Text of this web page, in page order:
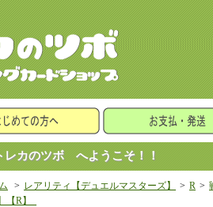
カのツボ へようこそ！！
> レアリティ【デュエルマスターズ】 > R >
【R】_